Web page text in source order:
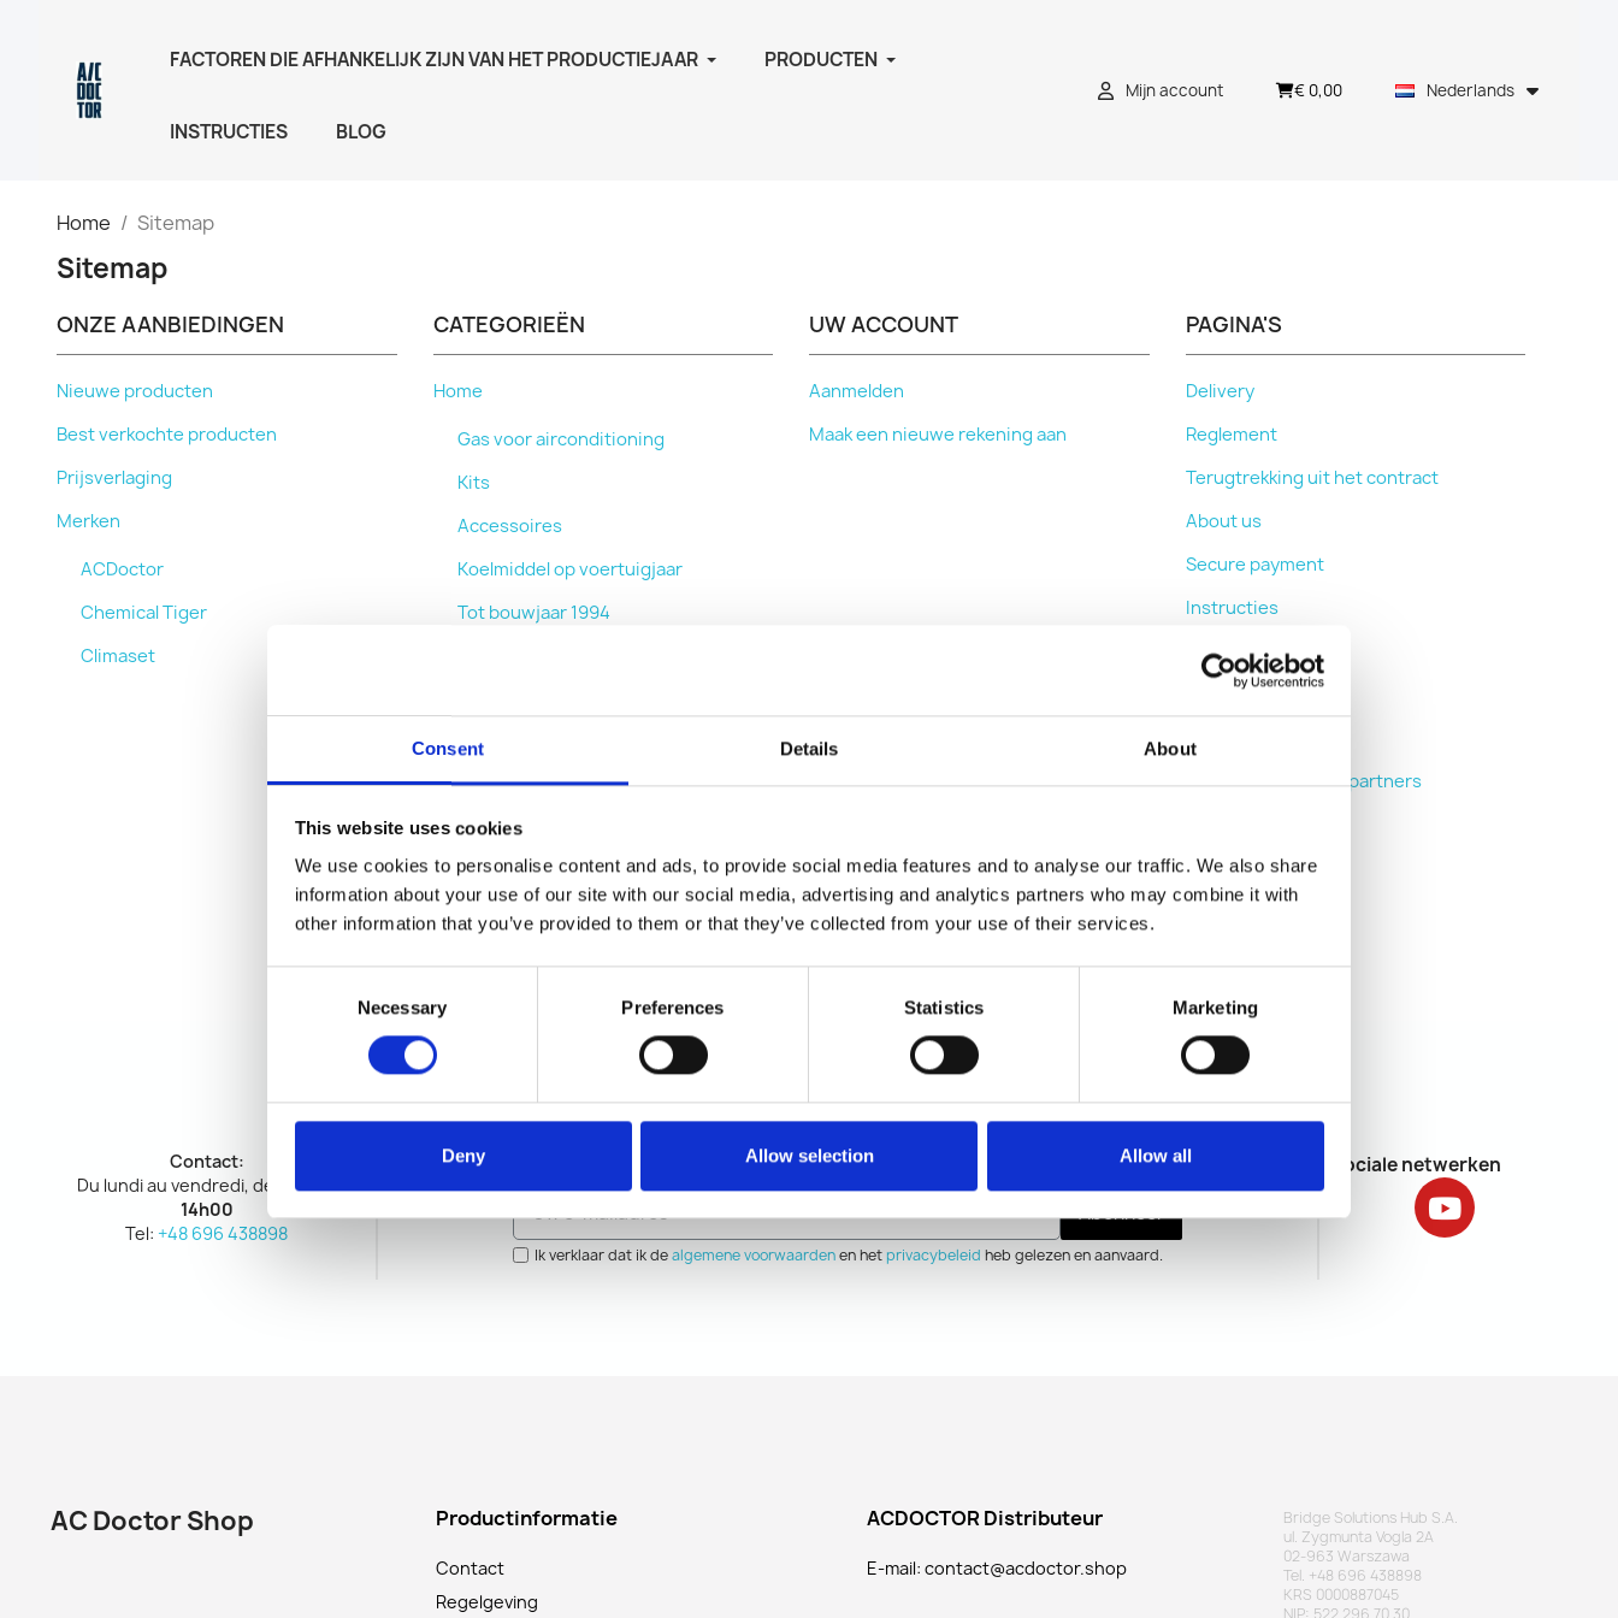
Consent Details About
This website uses cookies
We use cookies to personalise content and ads, to provide social media features and to analyse our traffic. We also share
information about your use of our site with our social media, advertising and analytics partners who may combine it with
other information that you’ve provided to them or that they’ve collected from your use of their services.
Necessary Preferences Statistics Marketing
Deny Allow selection Allow all
FACTOREN DIE AFHANKELIJK ZIJN VAN HET PRODUCTIEJAAR PRODUCTEN
INSTRUCTIES BLOG
Mijn account € 0,00 Nederlands
Home Sitemap
Sitemap
ONZE AANBIEDINGEN
Nieuwe producten
Best verkochte producten
Prijsverlaging
Merken
ACDoctor
Chemical Tiger
Climaset
CATEGORIEËN
Home
Gas voor airconditioning
Kits
Accessoires
Koelmiddel op voertuigjaar
Tot bouwjaar 1994
Producten
Auto winterverzorging
Autoverzorgingsmiddelen
Afdichtmiddelen voor auto-airco’s
Koelgas
Airco navulset
UW ACCOUNT
Aanmelden
Maak een nieuwe rekening aan
PAGINA'S
Delivery
Reglement
Terugtrekking uit het contract
About us
Secure payment
Instructies
Privacybeleid
FAQ
Lijst met marketingpartners
Contacteer ons
Contact:
Du lundi au vendredi, de
9h00 à
14h00
Tel:+48 696 438898
Bulletin
Abonneer
Ik verklaar dat ik dealgemene voorwaardenen hetprivacybeleid heb gelezen en aanvaard.
Sociale netwerken
AC Doctor Shop Productinformatie
Contact
Regelgeving
ACDOCTOR Distributeur
E-mail: contact@acdoctor.shop
Bridge Solutions Hub S.A.
ul. Zygmunta Vogla 2A
02-963 Warszawa
Tel. +48 696 438898
KRS 0000887045
NIP: 522 296 70 30